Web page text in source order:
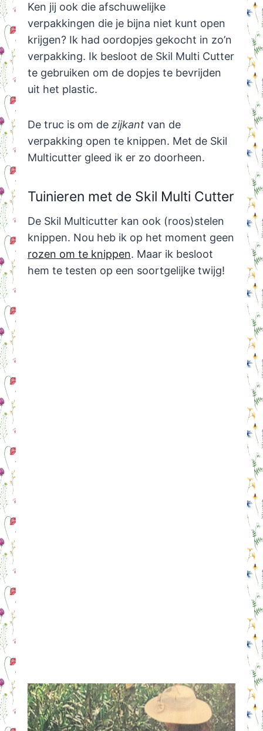
Ken jij ook die afschuwelijke
verpakkingen die je bijna niet kunt open
krijgen? Ik had oordopjes gekocht in zo’n
verpakking. Ik besloot de Skil Multi Cutter
te gebruiken om de dopjes te bevrijden
uit het plastic.
De truc is om de zijkantvan de
verpakking open te knippen. Met de Skil
Multicutter gleed ik er zo doorheen.
Tuinieren met de Skil Multi Cutter
De Skil Multicutter kan ook (roos)stelen
knippen. Nou heb ik op het moment geen
rozen om te knippen. Maar ik besloot
hem te testen op een soortgelijke twijg!